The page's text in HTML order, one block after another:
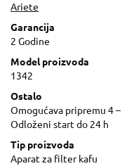
Ariete
Garancija
2 Godine
Model proizvoda
1342
Ostalo
Omogućava pripremu 4
Odloženi start do 24 h
Tip proizvoda
Aparat za filter kafu